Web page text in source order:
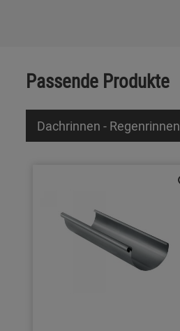
Passende Produkte
Dachrinnen - Regenrinnen